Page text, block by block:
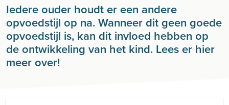
Iedere ouder houdt er een andere
opvoedstijl op na. Wanneer dit geen goede
opvoedstijl is, kan dit invloed hebben op
de ontwikkeling van het kind. Lees er hier
meer over!